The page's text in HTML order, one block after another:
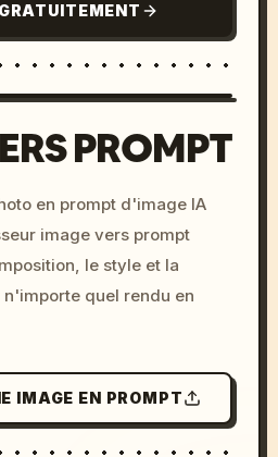
c, cyberpunk sunset, neon
colors, 8k --v 6.0
PROMPT
en prompt d'image IA
image vers prompt
le style et la
quel rendu en
IMAGE EN PROMPT